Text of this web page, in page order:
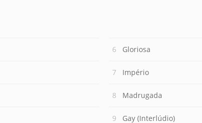
Gloriosa
Império
Madrugada
Gay (Interlúdio)